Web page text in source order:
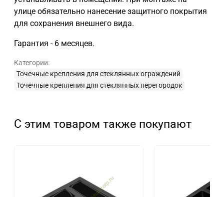
улице обязательно нанесение защитного покрытия
для сохранения внешнего вида.
Гарантия - 6 месяцев.
Категории:
Точечные крепления для стеклянных ограждений
Точечные крепления для стеклянных перегородок
С этим товаром также покупают